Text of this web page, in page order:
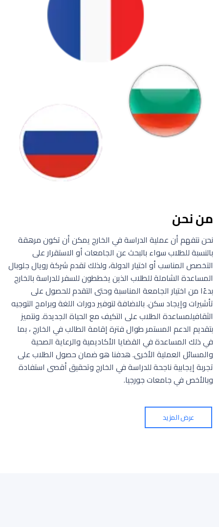
من نحن
نحن نتفهم أن عملية الدراسة في الخارج يمكن أن تكون مرهقة
بالنسبة للطلاب سواء بالبحث عن الجامعات أو الاستقرار على
التخصص المناسب أو اختيار الدولة، ولذلك تقدم شركة رويال جلوبال
المساعدة الشاملة للطلاب الذين يخططون للسفر للدراسة بالخارج
بدءًا من اختيار الجامعة المناسبة وحتى التقدم للحصول على
تأشيرات وإيجاد سكن. بالاضافة لتوفير دورات اللغة وبرامج التوجيه
الثقافيلمساعدة الطلاب على التكيف مع الحياة الجديدة. ونتميز
بتقديم الدعم المستمر طوال فترة إقامة الطالب في الخارج ، بما
في ذلك المساعدة في القضايا الأكاديمية والرعاية الصحية
والمسائل العملية الأخرى. هدفنا هو ضمان حصول الطلاب على
تجربة إيجابية ناجحة للدراسة في الخارج وتحقيق أقصى استفادة
وبالأخص في جامعات جورجيا.
عرض المزيد